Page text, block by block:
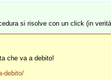
si risolve con un click (in
che va a debito!
debito/